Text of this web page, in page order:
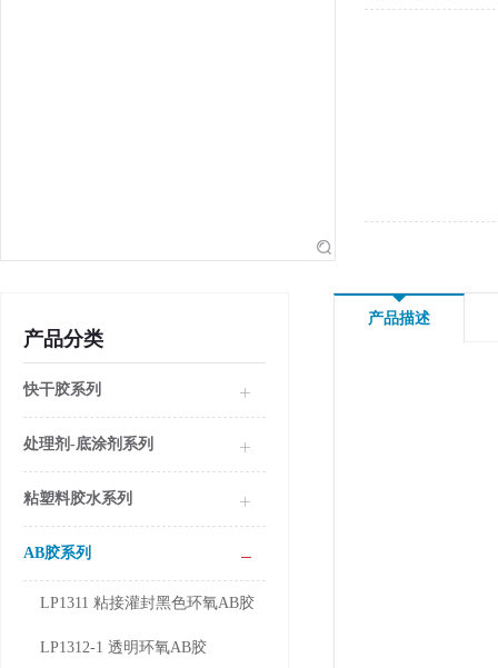
产品分类
快干胶系列
处理剂-底涂剂系列
粘塑料胶水系列
AB胶系列
LP1311 粘接灌封黑色环氧AB胶
LP1312-1 透明环氧AB胶
产品描述